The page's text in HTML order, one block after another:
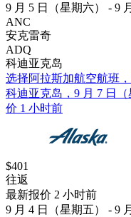
9 月 5 日（星期六） - 9
ANC
安克雷奇
ADQ
科迪亚克岛
选择阿拉斯加航空航班
科迪亚克岛，9 月 7 日
价 1 小时前
$401
往返
最新报价 2 小时前
9 月 4 日（星期五） - 9